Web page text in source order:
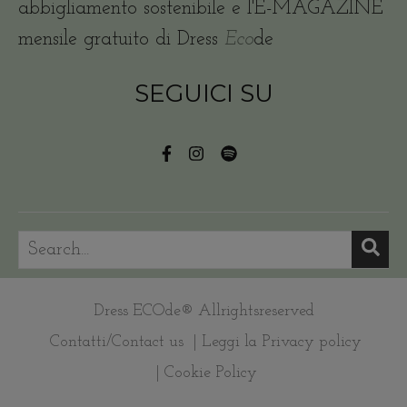
abbigliamento sostenibile e l'E-MAGAZINE
mensile gratuito di Dress Ecode
SEGUICI SU
Dress ECOde® Allrightsreserved
Contatti/Contact us
| Leggi la Privacy policy
| Cookie Policy